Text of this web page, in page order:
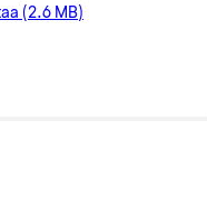
(2.6 MB)